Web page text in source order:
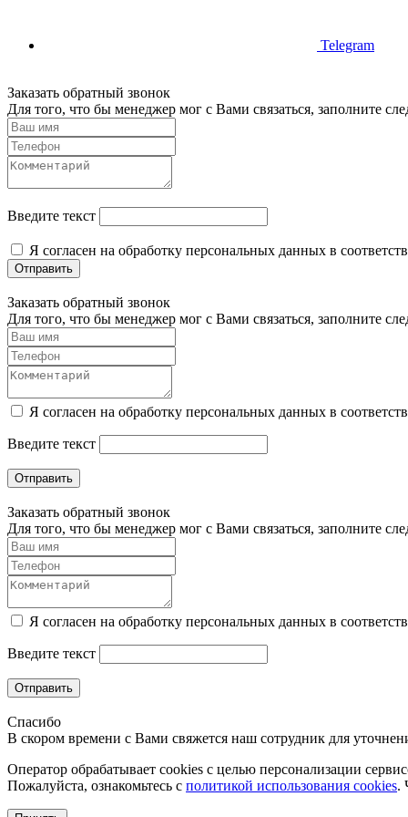
Telegram
Заказать обратный звонок
Для того, что бы менеджер мог с Вами связаться, заполните
Введите текст
Я согласен на обработку персональных данных в
Отправить
Заказать обратный звонок
Для того, что бы менеджер мог с Вами связаться, заполните
Я согласен на обработку персональных данных в
Введите текст
Отправить
Заказать обратный звонок
Для того, что бы менеджер мог с Вами связаться, заполните
Я согласен на обработку персональных данных в
Введите текст
Отправить
Спасибо
В скором времени с Вами свяжется наш сотрудник для
Оператор обрабатывает cookies с целью персонализации
Пожалуйста, ознакомьтесь с политикой использования cookies.